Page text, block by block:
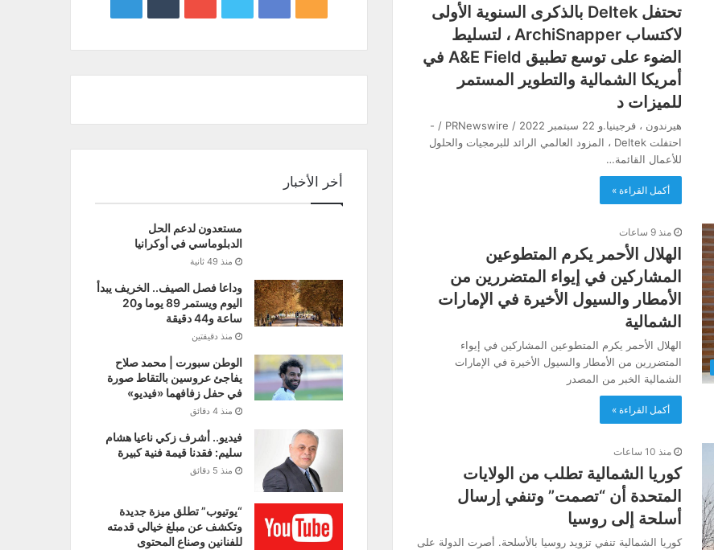
تحتفل Deltek بالذكرى السنوية الأولى
لاكتساب ArchiSnapper ، لتسليط
الضوء على توسع تطبيق A&E Field في
أمريكا الشمالية والتطوير المستمر
للميزات د
هيرندون ، فرجينيا.و 22 سبتمبر 2022 / PRNewswire / -
احتفلت Deltek ، المزود العالمي الرائد للبرمجيات والحلول
للأعمال القائمة…
أكمل القراءة »
منذ 9 ساعات
الهلال الأحمر يكرم المتطوعين
المشاركين في إيواء المتضررين من
الأمطار والسيول الأخيرة في الإمارات
الشمالية
الهلال الأحمر يكرم المتطوعين المشاركين في إيواء
المتضررين من الأمطار والسيول الأخيرة في الإمارات
الشمالية الخبر من المصدر
أكمل القراءة »
منذ 10 ساعات
كوريا الشمالية تطلب من الولايات
المتحدة أن “تصمت” وتنفي إرسال
أسلحة إلى روسيا
كوريا الشمالية تنفي تزويد روسيا بالأسلحة. أصرت الدولة على
أخر الأخبار
مستعدون لدعم الحل
الدبلوماسي في أوكرانيا
منذ 49 ثانية
وداعا فصل الصيف.. الخريف يبدأ
اليوم ويستمر 89 يوما و20
ساعة و44 دقيقة
منذ دقيقتين
الوطن سبورت | محمد صلاح
يفاجئ عروسين بالتقاط صورة
في حفل زفافهما «فيديو»
منذ 4 دقائق
فيديو.. أشرف زكي ناعيا هشام
سليم: فقدنا قيمة فنية كبيرة
منذ 5 دقائق
“يوتيوب” تطلق ميزة جديدة
وتكشف عن مبلغ خيالي قدمته
للفنانين وصناع المحتوى